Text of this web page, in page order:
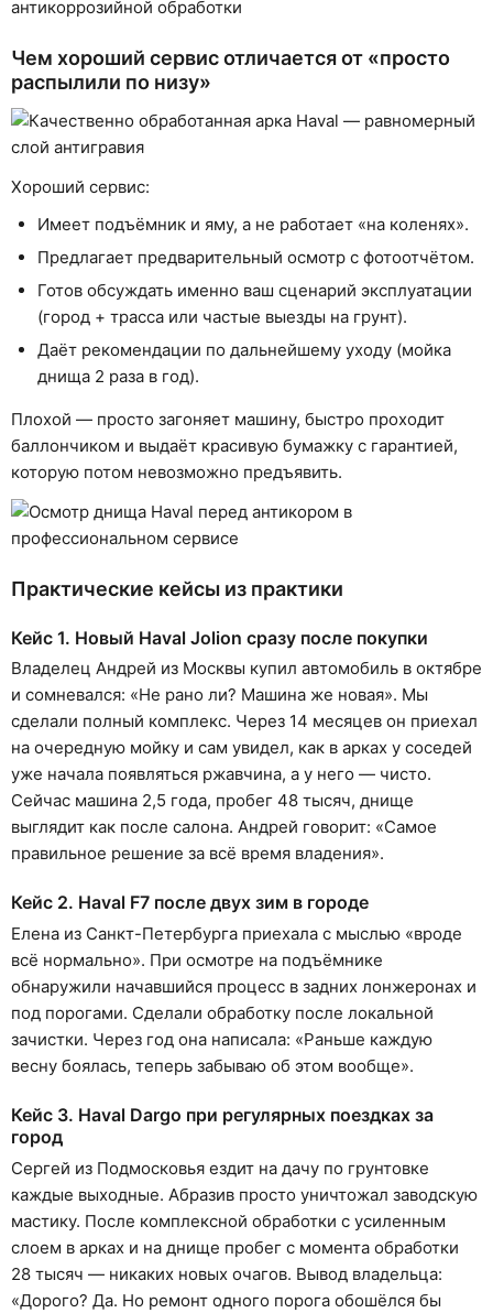
Чем хороший сервис отличается от «просто
распылили по низу»
Хороший сервис:
Имеет подъёмник и яму, а не работает «на коленях».
Предлагает предварительный осмотр с фотоотчётом.
Готов обсуждать именно ваш сценарий эксплуатации
(город + трасса или частые выезды на грунт).
Даёт рекомендации по дальнейшему уходу (мойка
днища 2 раза в год).
Плохой — просто загоняет машину, быстро проходит
баллончиком и выдаёт красивую бумажку с гарантией,
которую потом невозможно предъявить.
Практические кейсы из практики
Кейс 1. Новый Haval Jolion сразу после покупки
Владелец Андрей из Москвы купил автомобиль в октябре
и сомневался: «Не рано ли? Машина же новая». Мы
сделали полный комплекс. Через 14 месяцев он приехал
на очередную мойку и сам увидел, как в арках у соседей
уже начала появляться ржавчина, а у него — чисто.
Сейчас машина 2,5 года, пробег 48 тысяч, днище
выглядит как после салона. Андрей говорит: «Самое
правильное решение за всё время владения».
Кейс 2. Haval F7 после двух зим в городе
Елена из Санкт-Петербурга приехала с мыслью «вроде
всё нормально». При осмотре на подъёмнике
обнаружили начавшийся процесс в задних лонжеронах и
под порогами. Сделали обработку после локальной
зачистки. Через год она написала: «Раньше каждую
весну боялась, теперь забываю об этом вообще».
Кейс 3. Haval Dargo при регулярных поездках за
город
Сергей из Подмосковья ездит на дачу по грунтовке
каждые выходные. Абразив просто уничтожал заводскую
мастику. После комплексной обработки с усиленным
слоем в арках и на днище пробег с момента обработки
28 тысяч — никаких новых очагов. Вывод владельца:
«Дорого? Да. Но ремонт одного порога обошёлся бы